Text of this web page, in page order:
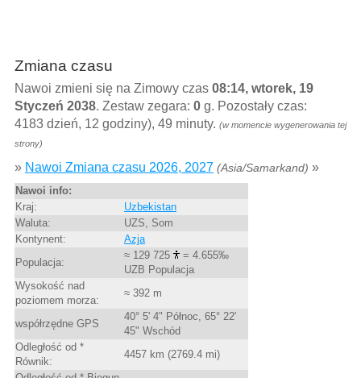
Zmiana czasu
Nawoi zmieni się na Zimowy czas 08:14, wtorek, 19
Styczeń 2038. Zestaw zegara: 0g. Pozostały czas:
4183 dzień, 12 godziny), 49 minuty. (w momencie wygenerowania tej
strony)
» Nawoi Zmiana czasu 2026, 2027 (Asia/Samarkand) »
Nawoi info:
Kraj:
Uzbekistan
Waluta:
UZS, Som
Kontynent:
Azja
Populacja:
≈ 129 725
= 4.655‰
UZB Populacja
Wysokość nad
poziomem morza:
≈ 392 m
współrzędne GPS
40° 5' 4" Północ, 65° 22'
45" Wschód
Odległość od *
Równik:
4457 km (2769.4 mi)